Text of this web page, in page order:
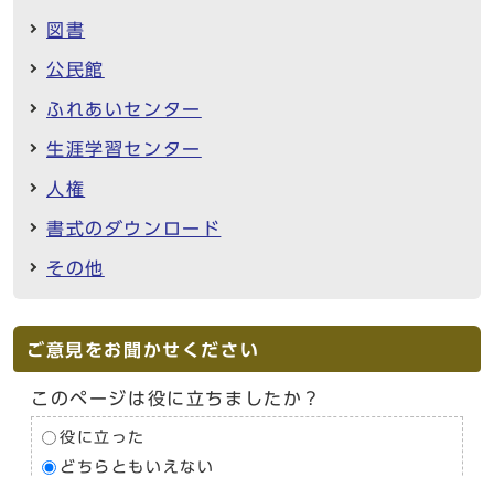
図書
公民館
ふれあいセンター
生涯学習センター
人権
書式のダウンロード
その他
ご意見をお聞かせください
このページは役に立ちましたか？
役に立った
どちらともいえない